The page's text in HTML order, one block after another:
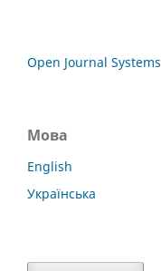
Open Journal Systems
Мова
English
Українська